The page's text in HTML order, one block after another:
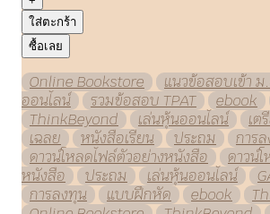
ใส่ตะกร้า
ซื้อเลย
Online Bookstore แนวข้อสอบเข้า ม
ออนไลน์
รวมข้อสอบ TPAT ebook
ThinkBeyond
เล่นหุ้นออนไลน์ เต
เฉลย
หนังสือเรียน ประถม การ
ดาวน์โหลดไฟล์ตัวอย่างหนังสือ
ดาวน์
หนังสือ
ประถม เล่นหุ้นออนไลน์
การลงทุน
แบบฝึกหัด ebook